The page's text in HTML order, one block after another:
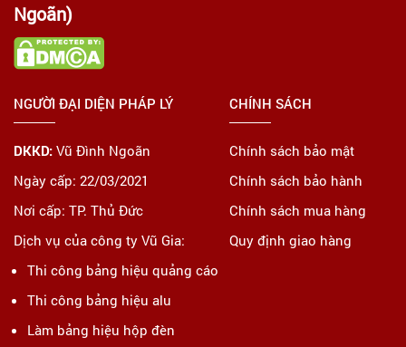
Ngoãn)
NGƯỜI ĐẠI DIỆN PHÁP LÝ
DKKD: Vũ Đình Ngoãn
Ngày cấp: 22/03/2021
Nơi cấp: TP. Thủ Đức
Dịch vụ của công ty Vũ Gia:
Thi công bảng hiệu quảng cáo
Thi công bảng hiệu alu
Làm bảng hiệu hộp đèn
CHÍNH SÁCH
Chính sách bảo mật
Chính sách bảo hành
Chính sách mua hàng
Quy định giao hàng